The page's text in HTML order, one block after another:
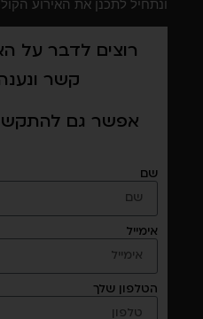
ונתחיל לתכנן את האירוע
רוצים לדבר על
קשר
אפשר גם
שם
אימייל
הטלפון שלך